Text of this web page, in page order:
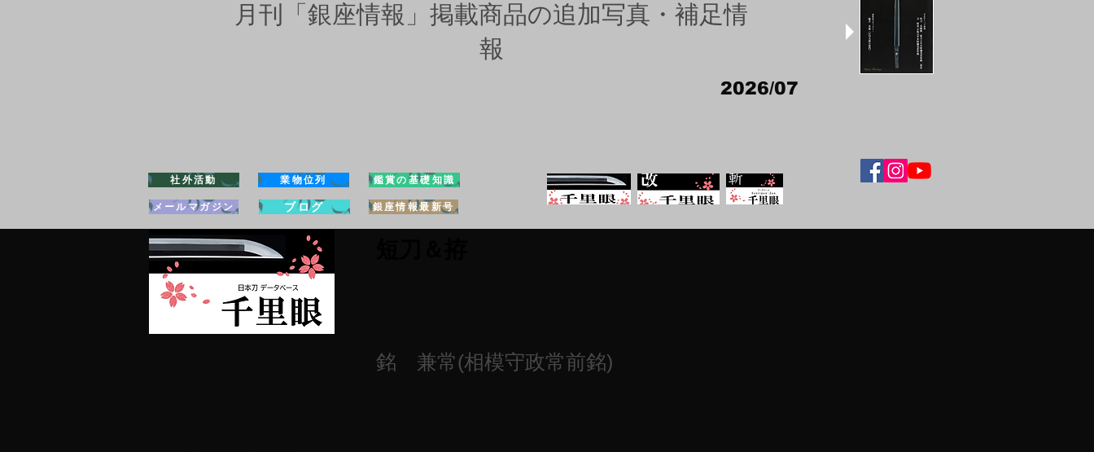
月刊「銀座情報」掲載商品の追加写真・補足情
報
2026/07
社外活動 業物位列 鑑賞の基礎知識
メールマガジン ブログ 銀座情報最新号
銘 兼常(相模守政常前銘)